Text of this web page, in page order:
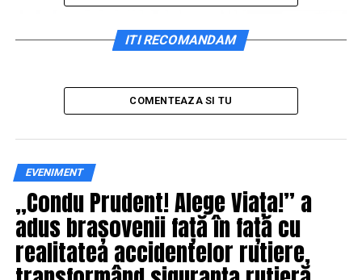
ITI RECOMANDAM
COMENTEAZA SI TU
EVENIMENT
„Condu Prudent! Alege Viața!” a
adus brașovenii față în față cu
realitatea accidentelor rutiere,